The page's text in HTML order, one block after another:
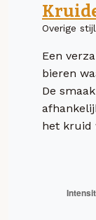
Overige
Een
bieren
De
het kruid